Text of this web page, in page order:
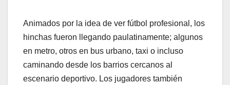
Animados por la idea de ver fútbol profesional, los
hinchas fueron llegando paulatinamente; algunos
en metro, otros en bus urbano, taxi o incluso
caminando desde los barrios cercanos al
escenario deportivo. Los jugadores también